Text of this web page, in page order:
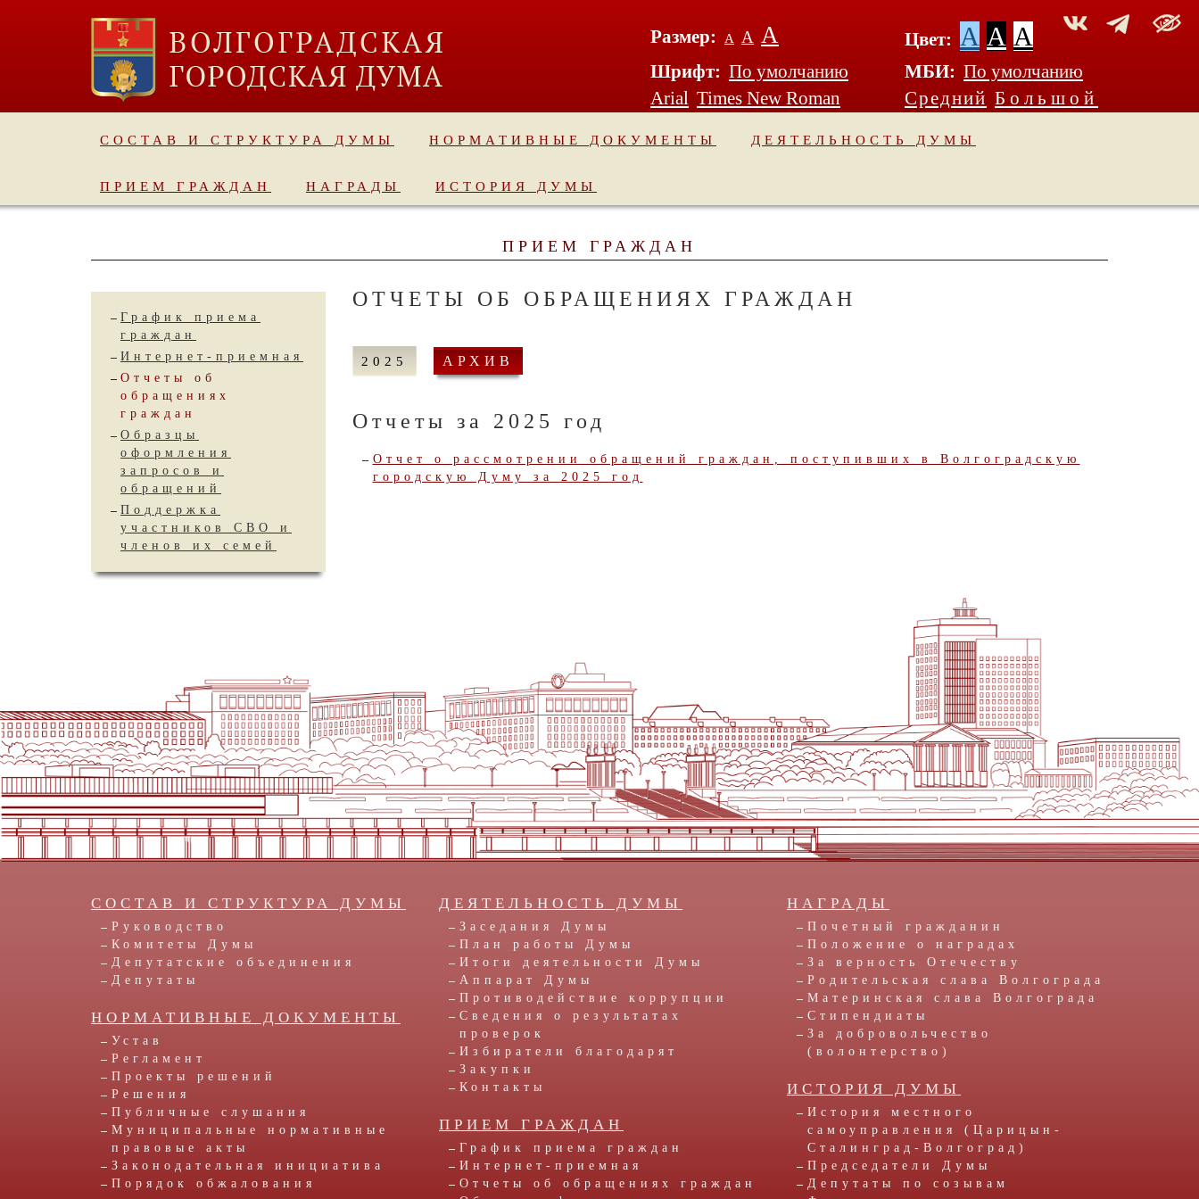
Размер: А А А Цвет: A A A
Шрифт: По умолчанию
Arial Times New Roman
МБИ: По умолчанию
Средний Большой
СОСТАВ И СТРУКТУРА ДУМЫ НОРМАТИВНЫЕ ДОКУМЕНТЫ ДЕЯТЕЛЬНОСТЬ ДУМЫ
ПРИЕМ ГРАЖДАН НАГРАДЫ ИСТОРИЯ ДУМЫ
ПРИЕМ ГРАЖДАН
График приема
граждан
Интернет-приемная
Отчеты об
обращениях
граждан
Образцы
оформления
запросов и
обращений
Поддержка
участников СВО и
членов их семей
ОТЧЕТЫ ОБ ОБРАЩЕНИЯХ ГРАЖДАН
2025 АРХИВ
Отчеты за 2025 год
Отчет о рассмотрении обращений граждан, поступивших в Волгоградскую
городскую Думу за 2025 год
СОСТАВ И СТРУКТУРА ДУМЫ
Руководство
Комитеты Думы
Депутатские объединения
Депутаты
НОРМАТИВНЫЕ ДОКУМЕНТЫ
Устав
Регламент
Проекты решений
Решения
Публичные слушания
Муниципальные нормативные
правовые акты
Законодательная инициатива
Порядок обжалования
ДЕЯТЕЛЬНОСТЬ ДУМЫ
Заседания Думы
План работы Думы
Итоги деятельности Думы
Аппарат Думы
Противодействие коррупции
Сведения о результатах
проверок
Избиратели благодарят
Закупки
Контакты
ПРИЕМ ГРАЖДАН
График приема граждан
Интернет-приемная
Отчеты об обращениях граждан
НАГРАДЫ
Почетный гражданин
Положение о наградах
За верность Отечеству
Родительская слава Волгограда
Материнская слава Волгограда
Стипендиаты
За добровольчество
(волонтерство)
ИСТОРИЯ ДУМЫ
История местного
самоуправления (Царицын-
Сталинград-Волгоград)
Председатели Думы
Депутаты по созывам